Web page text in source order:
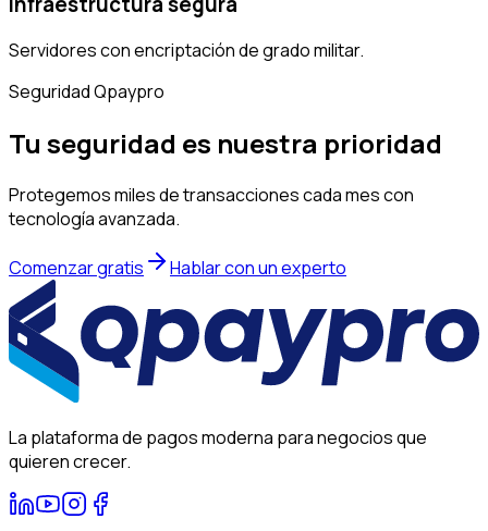
Servidores con encriptación de grado militar.
Seguridad Qpaypro
Tu seguridad es nuestra prioridad
Protegemos miles de transacciones cada mes con
tecnología avanzada.
Comenzar gratis Hablar con un experto
La plataforma de pagos moderna para negocios que
quieren crecer.